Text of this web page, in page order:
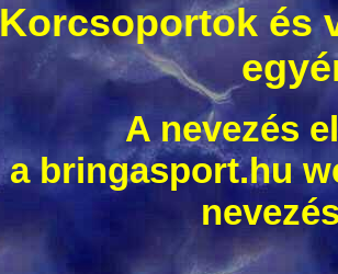
Korcsoportok és
A nevezés
a bringasport.hu